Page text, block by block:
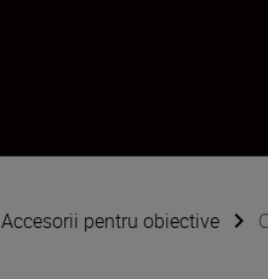
Accesorii pentru obiective